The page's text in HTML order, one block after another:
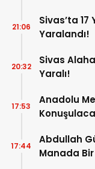
Sivas’ta 17
Yaralandı!
21:06
Sivas
Yaralı!
20:32
Anadolu
17:53
Abdullah
Manada
17:44